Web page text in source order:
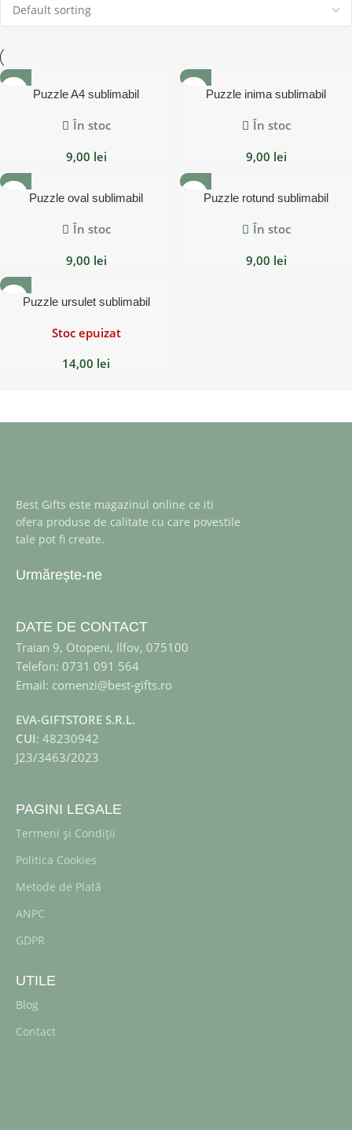
Puzzle A4 sublimabil
În stoc
9,00 lei
Puzzle inima sublimabil
În stoc
9,00 lei
Puzzle oval sublimabil
În stoc
9,00 lei
Puzzle rotund sublimabil
În stoc
9,00 lei
Puzzle ursulet sublimabil
Stoc epuizat
14,00 lei
Best Gifts este magazinul online ce iti
ofera produse de calitate cu care povestile
tale pot fi create.
Urmărește-ne
DATE DE CONTACT
Traian 9, Otopeni, Ilfov, 075100
Telefon: 0731 091 564
Email: comenzi@best-gifts.ro
EVA-GIFTSTORE S.R.L.
CUI: 48230942
J23/3463/2023
PAGINI LEGALE
Termeni și Condiții
Politica Cookies
Metode de Plată
ANPC
GDPR
UTILE
Blog
Contact